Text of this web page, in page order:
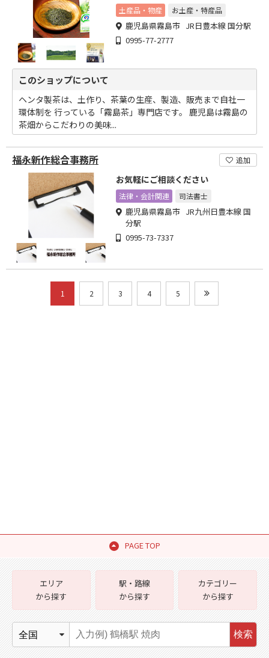
茶」専門店です。
土産品・物産 お土産・特産品
鹿児島県霧島市 JR日豊本線 国分駅
0995-77-2777
このショップについて
ヘンタ製茶は、土作り、茶葉の生産、製造、販売まで自社一
環体制を 行っている「霧島茶」専門店です。 鹿児島は霧島の
茶畑からこだわりの美味...
福永新作総合事務所 追加
お気軽にご相談ください
法律・会計関連 司法書士
鹿児島県霧島市 JR九州日豊本線 国
分駅
0995-73-7337
1 2 3 4 5
PAGE TOP
エリア
から探す
駅・路線
から探す
カテゴリー
から探す
検索